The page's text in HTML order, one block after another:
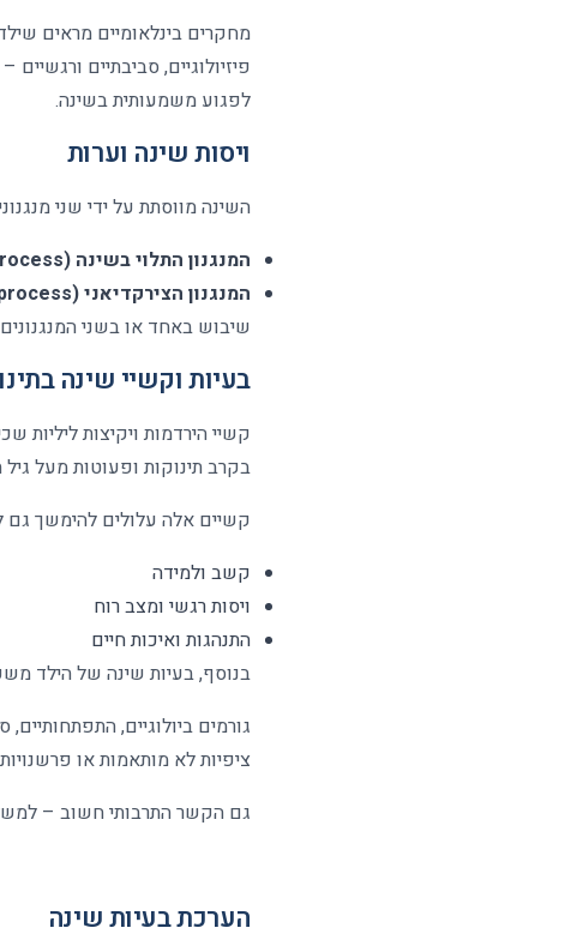
מחקרים בינלאומיים מראים
פיזיולוגיים, סביבתיים
לפגוע משמעותית בשינה.
ויסות שינה וערות
השינה מווסתת על ידי שני
המנגנון התלוי בשינה (S-process)
המנגנון הצירקדיאני(C-process)
שיבוש באחד או בשני
בעיות וקשיי שינה
בקרב תינוקות ופעוטות מעל גיל חצי שנה, כ־25%–50%
קשיים אלה עלולים להימשך גם
קשב ולמידה
ויסות רגשי ומצב רוח
התנהגות ואיכות חיים
בנוסף, בעיות שינה של הילד
גורמים ביולוגיים,
ציפיות לא מותאמות או
גם הקשר התרבותי חשוב –
הערכת בעיות שינה